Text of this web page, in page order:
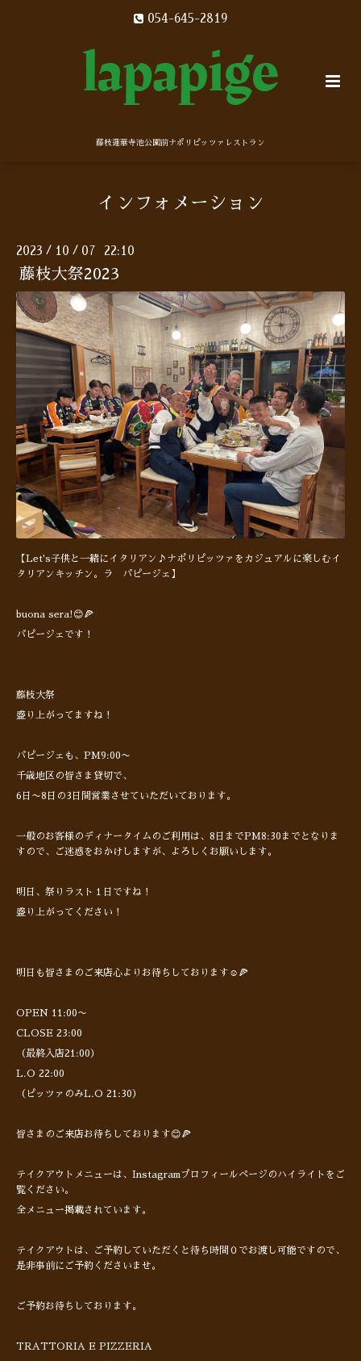
054-645-2819
藤枝蓮華寺池公園前ナポリピッツァレストラン
インフォメーション
2023 / 10 / 07 22:10
藤枝大祭2023
【Let's子供と一緒にイタリアン♪ナポリピッツァをカジュアルに楽しむイ
タリアンキッチン。ラ パピージェ】
buona sera!😊🍕
パピージェです！
藤枝大祭
盛り上がってますね！
パピージェも、PM9:00〜
千歳地区の皆さま貸切で、
6日〜8日の3日間営業させていただいております。
一般のお客様のディナータイムのご利用は、8日までPM8:30までとなりま
すので、ご迷惑をおかけしますが、よろしくお願いします。
明日、祭りラスト１日ですね！
盛り上がってください！
明日も皆さまのご来店心よりお待ちしております☺️🍕
OPEN 11:00〜
CLOSE 23:00
（最終入店21:00）
L.O 22:00
（ピッツァのみL.O 21:30）
皆さまのご来店お待ちしております😊🍕
テイクアウトメニューは、Instagramプロフィールページのハイライトをご
覧ください。
全メニュー掲載されています。
テイクアウトは、ご予約していただくと待ち時間０でお渡し可能ですので、
是非事前にご予約くださいませ。
ご予約お待ちしております。
TRATTORIA E PIZZERIA